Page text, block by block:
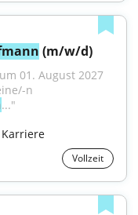
(m/w/d)
01. August 2027
n
..."
Vollzeit